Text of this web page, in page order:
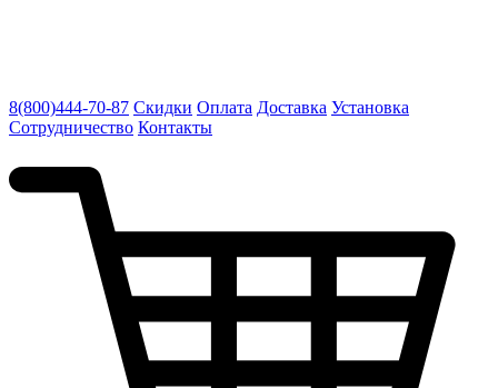
8(800)444-70-87 Скидки Оплата Доставка Установка
Сотрудничество Контакты